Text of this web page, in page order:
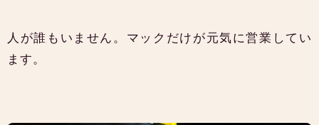
人が誰もいません。マックだけが元気に営業してい
ます。